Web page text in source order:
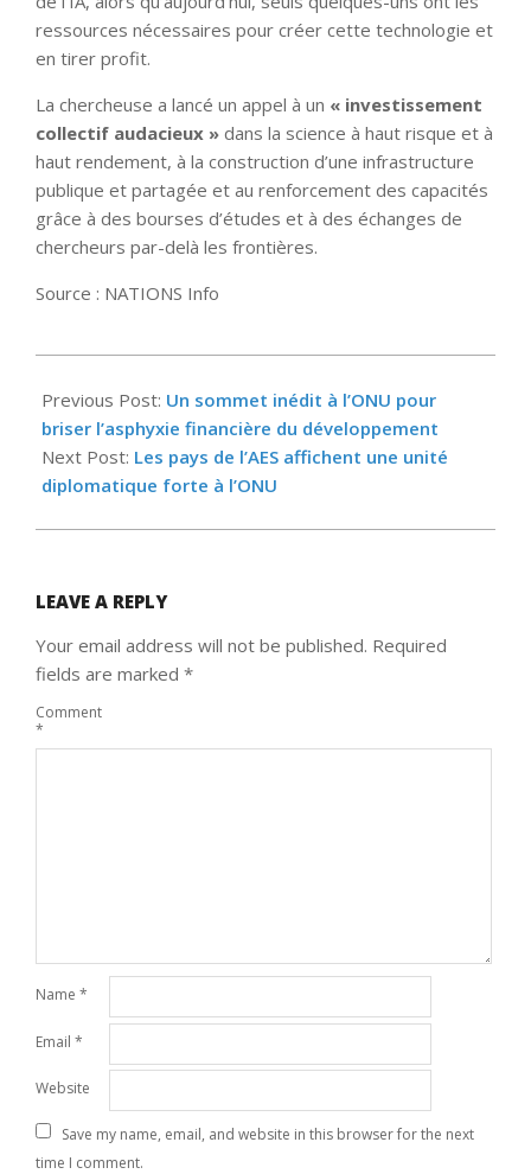
ressources nécessaires pour créer cette technologie et
en tirer profit.
La chercheuse a lancé un appel à un « investissement
collectif audacieux » dans la science à haut risque et à
haut rendement, à la construction d’une infrastructure
publique et partagée et au renforcement des capacités
grâce à des bourses d’études et à des échanges de
chercheurs par-delà les frontières.
Source : NATIONS Info
09-
26
Previous Post: Un sommet inédit à l’ONU pour
briser l’asphyxie financière du développement
Next Post: Les pays de l’AES affichent une unité
diplomatique forte à l’ONU
LEAVE A REPLY
Your email address will not be published. Required
fields are marked *
Comment
*
Name *
Email *
Website
Save my name, email, and website in this browser for the next
time I comment.